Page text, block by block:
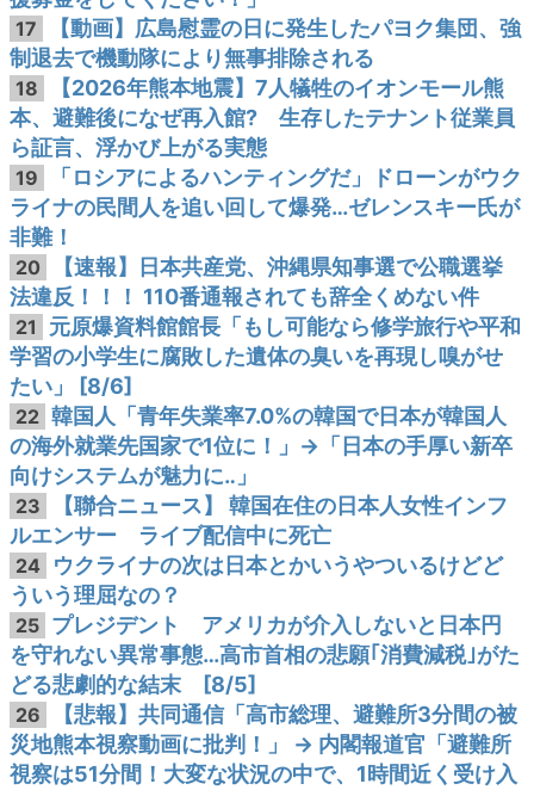
17
【動画】広島慰霊の日に発生したパヨク集団、強
制退去で機動隊により無事排除される
18
【2026年熊本地震】7人犠牲のイオンモール熊
本、避難後になぜ再入館? 生存したテナント従業員
ら証言、浮かび上がる実態
19
「ロシアによるハンティングだ」ドローンがウク
ライナの民間人を追い回して爆発…ゼレンスキー氏が
非難！
20
【速報】日本共産党、沖縄県知事選で公職選挙
法違反！！！ 110番通報されても辞全くめない件
21
元原爆資料館館長「もし可能なら修学旅行や平和
学習の小学生に腐敗した遺体の臭いを再現し嗅がせ
たい」 [8/6]
22 韓国人「青年失業率7.0%の韓国で日本が韓国人
の海外就業先国家で1位に！」→「日本の手厚い新卒
向けシステムが魅力に‥」
23
【聯合ニュース】 韓国在住の日本人女性インフ
ルエンサー ライブ配信中に死亡
24
ウクライナの次は日本とかいうやついるけどど
ういう理屈なの？
25 プレジデント アメリカが介入しないと日本円
を守れない異常事態…高市首相の悲願｢消費減税｣がた
どる悲劇的な結末 [8/5]
26
【悲報】共同通信「高市総理、避難所3分間の被
災地熊本視察動画に批判！」 → 内閣報道官「避難所
視察は51分間！大変な状況の中で、1時間近く受け入